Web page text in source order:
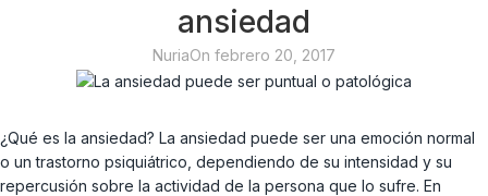
ansiedad
NuriaOn febrero 20, 2017
¿Qué es la ansiedad? La ansiedad puede ser una emoción normal
o un trastorno psiquiátrico, dependiendo de su intensidad y su
repercusión sobre la actividad de la persona que lo sufre. En